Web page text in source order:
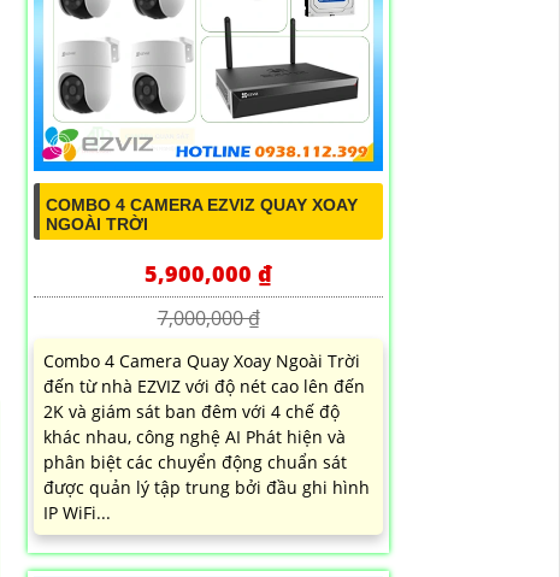
COMBO 4 CAMERA EZVIZ QUAY XOAY
NGOÀI TRỜI
5,900,000 ₫
7,000,000 ₫
Combo 4 Camera Quay Xoay Ngoài Trời
đến từ nhà EZVIZ với độ nét cao lên đến
2K và giám sát ban đêm với 4 chế độ
khác nhau, công nghệ AI Phát hiện và
phân biệt các chuyển động chuẩn sát
được quản lý tập trung bởi đầu ghi hình
IP WiFi...